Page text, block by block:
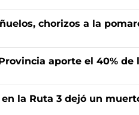
chorizos a la
aporte el 40% de
la Ruta 3 dejó un